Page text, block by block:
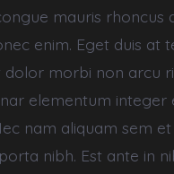
mauris rhoncus
enim. Eget duis at
morbi non arcu
elementum integer
nam aliquam sem
nibh. Est ante in